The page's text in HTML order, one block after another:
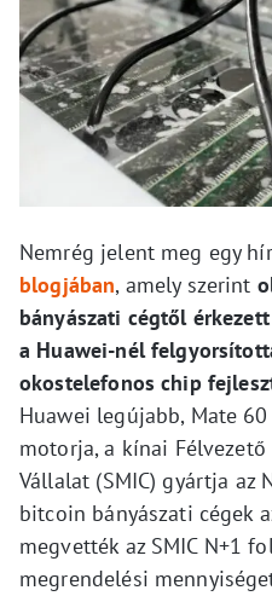
Nemrég jelent meg egy
blogjában, amely szerint
bányászati cégtől
a Huawei-nél
okostelefonos chip
Huawei legújabb, Mate
motorja, a kínai
Vállalat (SMIC) gyártja az
bitcoin bányászati cégek
megvették az SMIC N+1
megrendelési